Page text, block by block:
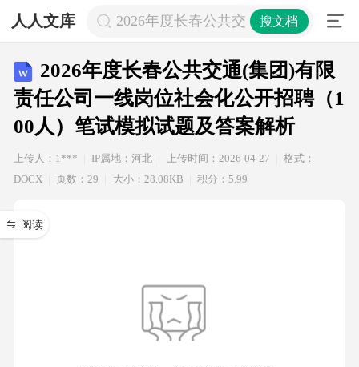
人人文库 2026年度长春公共交通(集团)有限责
搜文档
2026年度长春公共交通(集团)有限
责任公司一线岗位社会化公开招聘（1
00人）笔试模拟试题及答案解析
上传人：1*** IP属地：河北 上传时间：2026-04-27
格式：
DOCX
页数：29 大小：28.08KB 积分：5.99
阅读